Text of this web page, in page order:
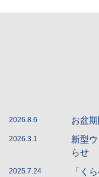
2026.8.6 お盆
2026.3.1
新型
らせ
2025.7.24
「く